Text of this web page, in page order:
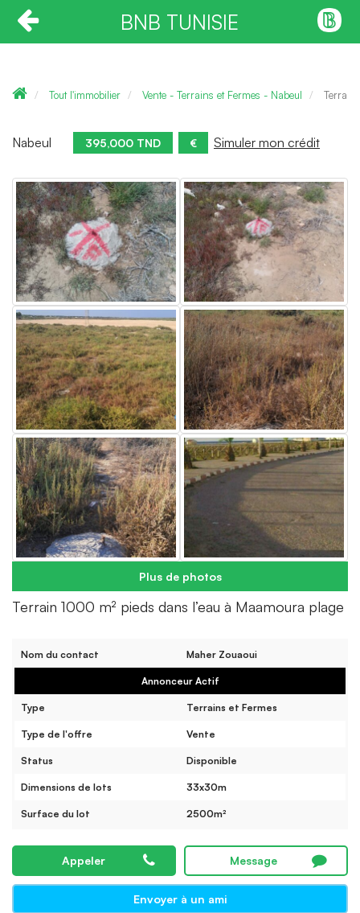
BNB TUNISIE
Tout l'immobilier Vente - Terrains et Fermes - Nabeul Terrain
Nabeul 395,000 TND € Simuler mon crédit
Plus de photos
Terrain 1000 m² pieds dans l’eau à Maamoura plage
Nom du contact Maher Zouaoui
Annonceur Actif
Type Terrains et Fermes
Type de l'offre Vente
Status Disponible
Dimensions de lots 33x30m
Surface du lot 2500m²
Appeler Message
Envoyer à un ami